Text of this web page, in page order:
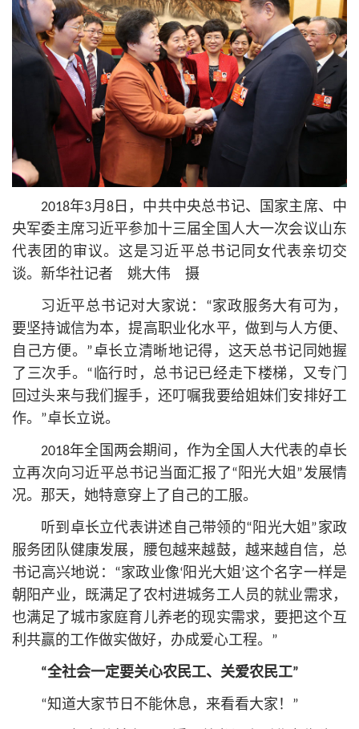
2018年3月8日，中共中央总书记、国家主席、中
央军委主席习近平参加十三届全国人大一次会议山东
代表团的审议。这是习近平总书记 同女代表亲切交
谈。新华社记者 姚大伟 摄
习近平总书记对大家说：“家政服务大有可为，
要坚持诚信为本，提高职业化水平，做到与人方便、
自己方便。”卓长立清晰地记得，这天总书记 同她握
了三次手。“临行时， 总书记已经走下楼梯，又专门
回过头来与我们握手，还叮嘱我要给姐妹们安排好工
作。”卓长立说。
2018年全国两会期间，作为全国人大代表的卓长
立再次向习近平总书记当面汇报了“阳光大姐”发展情
况。那天，她特意穿上了自己的工服。
听到卓长立代表讲述自己带领的“阳光大姐”家政
服务团队健康发展，腰包越来越鼓，越来越自信， 总
书记高兴地说：“家政业像‘阳光大姐’这个名字一样是
朝阳产业，既满足了农村进城务工人员的就业需求，
也满足了城市家庭育儿养老的现实需求，要把这个互
利共赢的工作做实做好，办成爱心工程。”
“全社会一定要关心农民工、关爱农民工”
“知道大家节日不能休息，来看看大家！”